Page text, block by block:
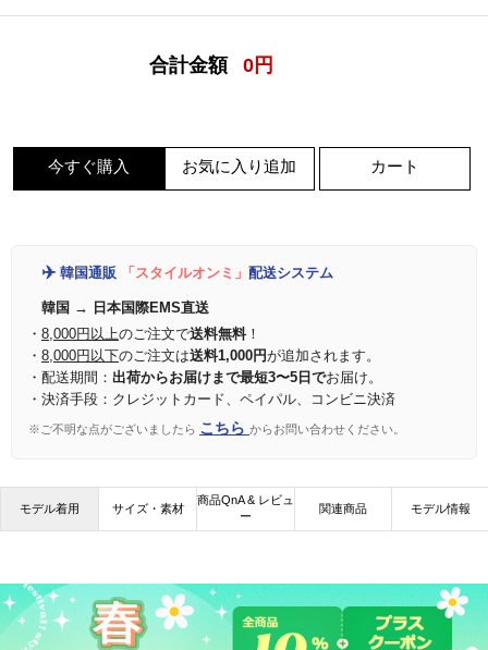
合計金額 0 円
今すぐ購入 お気に入り追加 カート
✈️ 韓国通販 「スタイルオンミ」 配送システム
韓国 → 日本国際EMS直送
・ 8,000円以上のご注文で送料無料！
・ 8,000円以下のご注文は送料1,000円が追加されます。
・配送期間： 出荷からお届けまで最短3〜5日でお届け。
・決済手段：クレジットカード、ペイパル、コンビニ決済
※ご不明な点がございましたら こちら からお問い合わせください。
モデル着用 サイズ・素材
商品QnA & レビュ
ー
関連商品 モデル情報